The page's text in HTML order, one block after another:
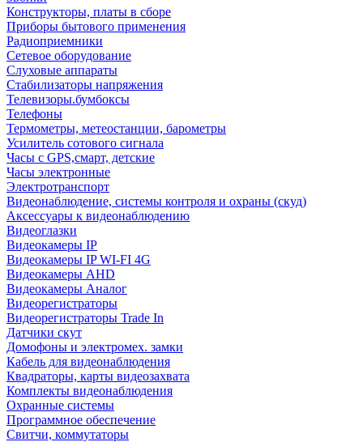
Конструкторы, платы в сборе
Приборы бытового применения
Радиоприемники
Сетевое оборудование
Слуховые аппараты
Стабилизаторы напряжения
Телевизоры.бумбоксы
Телефоны
Термометры, метеостанции, барометры
Усилитель сотового сигнала
Часы с GPS,смарт, детские
Часы электронные
Электротранспорт
Видеонаблюдение, системы контроля и охраны (скуд)
Аксессуары к видеонаблюдению
Видеоглазки
Видеокамеры IP
Видеокамеры IP WI-FI 4G
Видеокамеры AHD
Видеокамеры Аналог
Видеорегистраторы
Видеорегистраторы Trade In
Датчики скут
Домофоны и электромех. замки
Кабель для видеонаблюдения
Квадраторы, карты видеозахвата
Комплекты видеонаблюдения
Охранные системы
Программное обеспечение
Свитчи, коммутаторы